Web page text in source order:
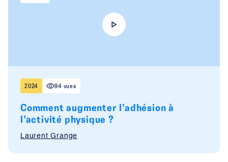
2024 94 vues
Comment augmenter l’adhésion à
l’activité physique ?
Laurent Grange